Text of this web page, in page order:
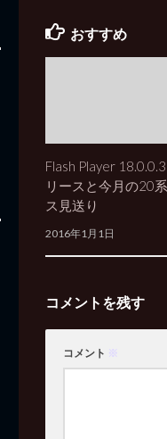
おすすめ
Flash Player
リースと今月の20
ス見送り
2016年1月1日
コメントを残す
コメント ※